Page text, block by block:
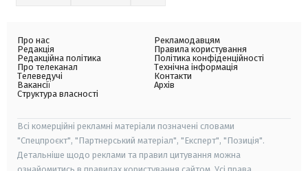
Про нас
Редакція
Редакційна політика
Про телеканал
Телеведучі
Вакансії
Структура власності
Рекламодавцям
Правила користування
Політика конфіденційності
Технічна інформація
Контакти
Архів
Всі комерційні рекламні матеріали позначені словами
"Спецпроєкт", "Партнерський матеріал", "Експерт", "Позиція".
Детальніше щодо реклами та правил цитування можна